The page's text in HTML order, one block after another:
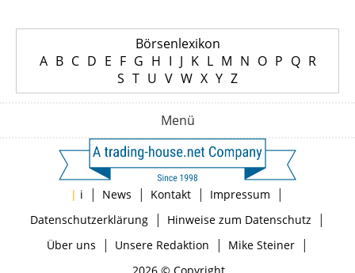
Börsenlexikon
A B C D E F G H I J K L M N O P Q R
S T U V W X Y Z
Menü
| i | News | Kontakt | Impressum |
Datenschutzerklärung| Hinweise zum Datenschutz |
Über uns | Unsere Redaktion | Mike Steiner|